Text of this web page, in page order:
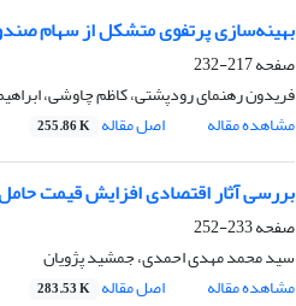
بهینه‌سازی پرتفوی متشکل از سهام
صفحه217-232
فریدون رهنمای رودپشتی، کاظم چاوشی،
مشاهده مقاله
اصل مقاله 255.86 K
بررسی آثار اقتصادی افزایش قیمت
صفحه233-252
سید محمد مهدی احمدی، جمشید پژویان
مشاهده مقاله
اصل مقاله 283.53 K